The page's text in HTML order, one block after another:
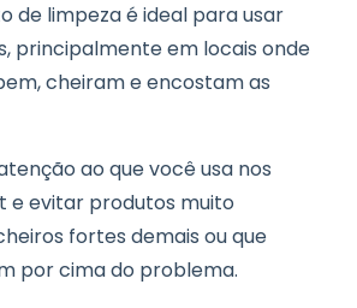
de limpeza é ideal para usar
principalmente em locais onde
cheiram e encostam as
ao que você usa nos
e evitar produtos muito
fortes demais ou que
por cima do problema.